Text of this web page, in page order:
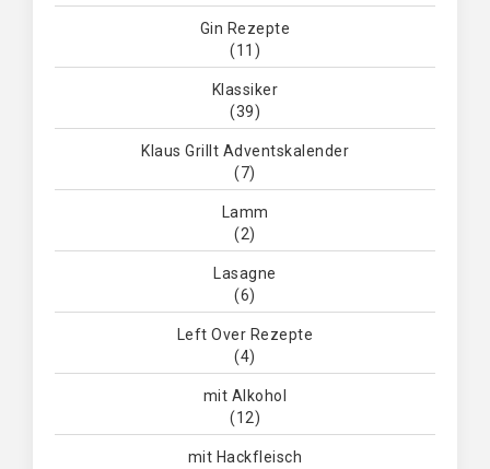
Gin Rezepte
(11)
Klassiker
(39)
Klaus Grillt Adventskalender
(7)
Lamm
(2)
Lasagne
(6)
Left Over Rezepte
(4)
mit Alkohol
(12)
mit Hackfleisch